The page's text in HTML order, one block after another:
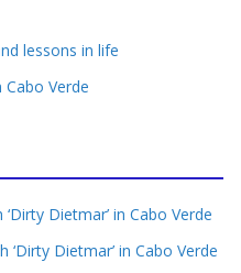
lessons in life
Cabo Verde
Dietmar’ in Cabo Verde
‘Dirty Dietmar’ in Cabo Verde